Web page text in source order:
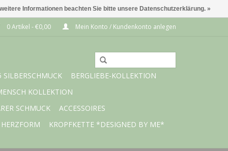
0 Artikel - €0,00 Mein Konto / Kundenkonto anlegen
SILBERSCHMUCK
BERGLIEBE-KOLLEKTION
KOLLEKTION
SCHMUCK
ACCESSOIRES
KROPFKETTE *DESIGNED BY ME*
Informationen beachten Sie bitte unsere Datenschutzerklärung. »